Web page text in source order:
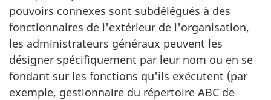
pouvoirs connexes sont subdélégués à des
fonctionnaires de l'extérieur de l'organisation,
les administrateurs généraux peuvent les
désigner spécifiquement par leur nom ou en se
fondant sur les fonctions qu'ils exécutent (par
exemple, gestionnaire du répertoire ABC de